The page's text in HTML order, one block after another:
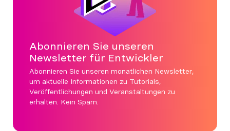
Abonnieren Sie unseren
Newsletter für Entwickler
Abonnieren Sie unseren monatlichen Newsletter,
um aktuelle Informationen zu Tutorials,
Veröffentlichungen und Veranstaltungen zu
erhalten. Kein Spam.